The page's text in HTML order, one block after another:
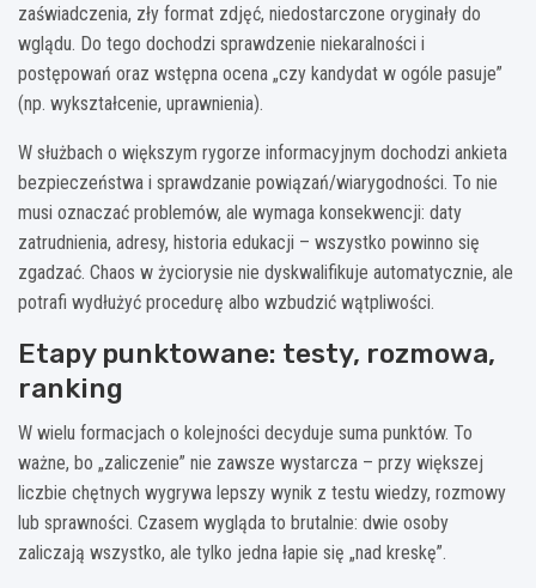
zaświadczenia, zły format zdjęć, niedostarczone oryginały do
wglądu. Do tego dochodzi sprawdzenie niekaralności i
postępowań oraz wstępna ocena „czy kandydat w ogóle pasuje”
(np. wykształcenie, uprawnienia).
W służbach o większym rygorze informacyjnym dochodzi ankieta
bezpieczeństwa i sprawdzanie powiązań/wiarygodności. To nie
musi oznaczać problemów, ale wymaga konsekwencji: daty
zatrudnienia, adresy, historia edukacji – wszystko powinno się
zgadzać. Chaos w życiorysie nie dyskwalifikuje automatycznie, ale
potrafi wydłużyć procedurę albo wzbudzić wątpliwości.
Etapy punktowane: testy, rozmowa,
ranking
W wielu formacjach o kolejności decyduje suma punktów. To
ważne, bo „zaliczenie” nie zawsze wystarcza – przy większej
liczbie chętnych wygrywa lepszy wynik z testu wiedzy, rozmowy
lub sprawności. Czasem wygląda to brutalnie: dwie osoby
zaliczają wszystko, ale tylko jedna łapie się „nad kreskę”.